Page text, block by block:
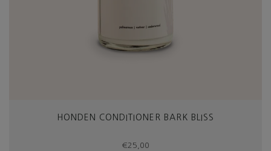
HONDEN CONDITIONER BARK BLISS
€25,00